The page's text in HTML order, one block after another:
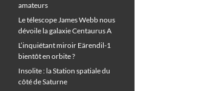
amateurs
Le télescope James Webb nous
dévoile la galaxie Centaurus A
L’inquiétant miroir Eärendil-1
bientôt en orbite ?
Insolite : la Station spatiale du
côté de Saturne